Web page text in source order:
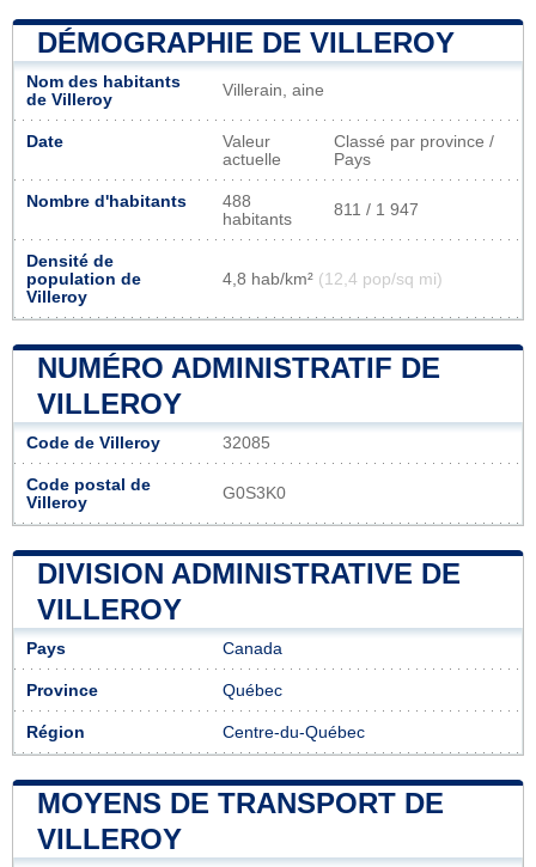
DÉMOGRAPHIE DE VILLEROY
Nom des habitants
de Villeroy
Villerain, aine
Date
Valeur
actuelle
Classé par province /
Pays
Nombre d'habitants
488
habitants
811 / 1 947
Densité de
population de
Villeroy
4,8 hab/km² (12,4 pop/sq mi)
NUMÉRO ADMINISTRATIF DE
VILLEROY
Code de Villeroy 32085
Code postal de
Villeroy
G0S3K0
DIVISION ADMINISTRATIVE DE
VILLEROY
Pays Canada
Province Québec
Région Centre-du-Québec
MOYENS DE TRANSPORT DE
VILLEROY